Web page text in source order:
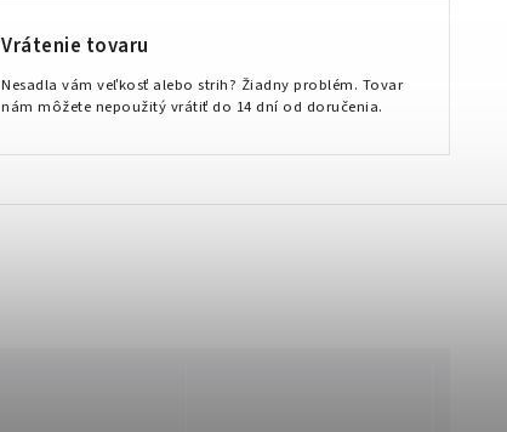
Vrátenie tovaru
Nesadla vám veľkosť alebo strih? Žiadny problém. Tovar
nám môžete nepoužitý vrátiť do 14 dní od doručenia.